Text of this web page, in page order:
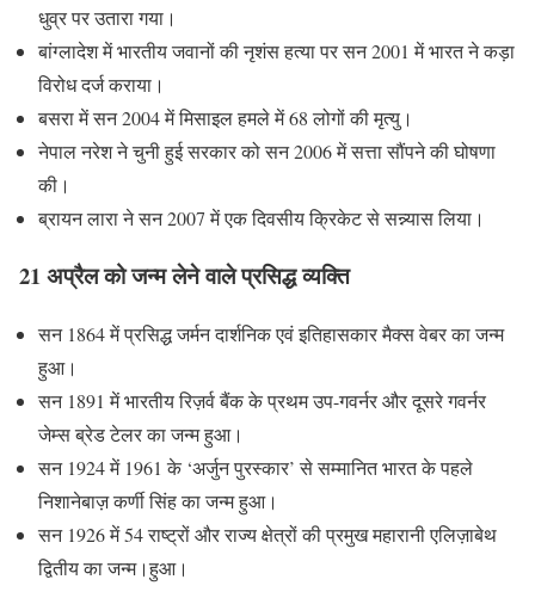
धुव्र पर उतारा गया।
बांग्लादेश में भारतीय जवानों की नृशंस हत्या पर सन 2001 में भारत ने कड़ा
विरोध दर्ज कराया।
बसरा में सन 2004 में मिसाइल हमले में 68 लोगों की मृत्यु।
नेपाल नरेश ने चुनी हुई सरकार को सन 2006 में सत्ता सौंपने की घोषणा
की।
ब्रायन लारा ने सन 2007 में एक दिवसीय क्रिकेट से सन्न्यास लिया।
21 अप्रैल को जन्म लेने वाले प्रसिद्ध व्यक्ति
सन 1864 में प्रसिद्ध जर्मन दार्शनिक एवं इतिहासकार मैक्स वेबर का जन्म
हुआ।
सन 1891 में भारतीय रिज़र्व बैंक के प्रथम उप-गवर्नर और दूसरे गवर्नर
जेम्स ब्रेड टेलर का जन्म हुआ।
सन 1924 में 1961 के ‘अर्जुन पुरस्कार’ से सम्मानित भारत के पहले
निशानेबाज़ कर्णी सिंह का जन्म हुआ।
सन 1926 में 54 राष्ट्रों और राज्य क्षेत्रों की प्रमुख महारानी एलिज़ाबेथ
द्वितीय का जन्म।हुआ।